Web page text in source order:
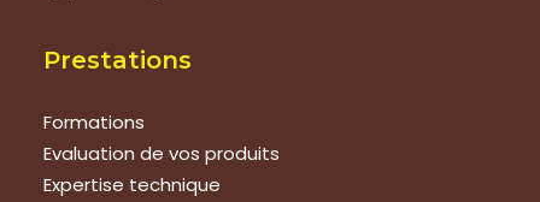
Prestations
Formations
Evaluation de vos produits
Expertise technique